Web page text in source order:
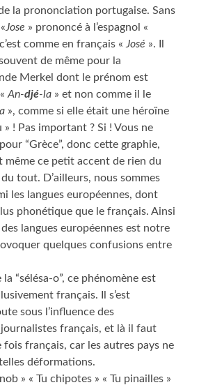
la prononciation portugaise. Sans
Jose » prononcé à l’espagnol «
comme en français « José ». Il
de même pour la
Merkel dont le prénom est
An-djé-la » et non comme il le
», comme si elle était une héroïne
» ! Pas important ? Si ! Vous ne
pour “Grèce”, donc cette graphie,
même ce petit accent de rien du
tout. D’ailleurs, nous sommes
les langues européennes, dont
phonétique que le français. Ainsi
langues européennes est notre
quelques confusions entre
“sélésa-o”, ce phénomène est
français. Il s’est
sous l’influence des
français, et là il faut
fois français, car les autres pays ne
déformations.
» « Tu chipotes » « Tu pinailles »